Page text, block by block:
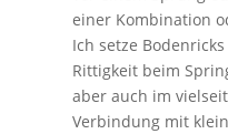
einer Kombination
Ich setze
Rittigkeit beim
aber auch im
Verbindung mit